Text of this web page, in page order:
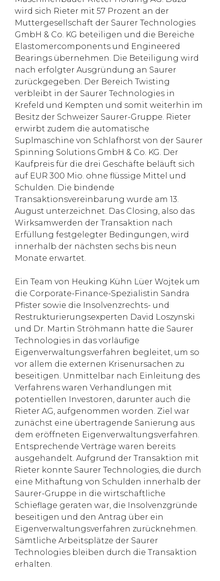
wird sich Rieter mit 57 Prozent an der
Muttergesellschaft der Saurer Technologies
GmbH & Co. KG beteiligen und die Bereiche
Elastomercomponents und Engineered
Bearings übernehmen. Die Beteiligung wird
nach erfolgter Ausgründung an Saurer
zurückgegeben. Der Bereich Twisting
verbleibt in der Saurer Technologies in
Krefeld und Kempten und somit weiterhin im
Besitz der Schweizer Saurer-Gruppe. Rieter
erwirbt zudem die automatische
Suplmaschine von Schlafhorst von der Saurer
Spinning Solutions GmbH & Co. KG. Der
Kaufpreis für die drei Geschäfte beläuft sich
auf EUR 300 Mio. ohne flüssige Mittel und
Schulden. Die bindende
Transaktionsvereinbarung wurde am 13.
August unterzeichnet. Das Closing, also das
Wirksamwerden der Transaktion nach
Erfüllung festgelegter Bedingungen, wird
innerhalb der nächsten sechs bis neun
Monate erwartet.
Ein Team von Heuking Kühn Lüer Wojtek um
die Corporate-Finance-Spezialistin Sandra
Pfister sowie die Insolvenzrechts- und
Restrukturierungsexperten David Loszynski
und Dr. Martin Ströhmann hatte die Saurer
Technologies in das vorläufige
Eigenverwaltungsverfahren begleitet, um so
vor allem die externen Krisenursachen zu
beseitigen. Unmittelbar nach Einleitung des
Verfahrens waren Verhandlungen mit
potentiellen Investoren, darunter auch die
Rieter AG, aufgenommen worden. Ziel war
zunächst eine übertragende Sanierung aus
dem eröffneten Eigenverwaltungsverfahren.
Entsprechende Verträge waren bereits
ausgehandelt. Aufgrund der Transaktion mit
Rieter konnte Saurer Technologies, die durch
eine Mithaftung von Schulden innerhalb der
Saurer-Gruppe in die wirtschaftliche
Schieflage geraten war, die Insolvenzgründe
beseitigen und den Antrag über ein
Eigenverwaltungsverfahren zurücknehmen.
Sämtliche Arbeitsplätze der Saurer
Technologies bleiben durch die Transaktion
erhalten.